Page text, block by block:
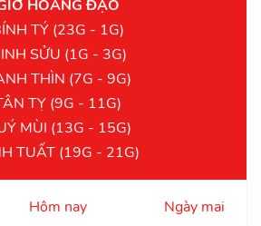
HOÀNG ĐẠO
TÝ (23G - 1G)
SỬU (1G - 3G)
THÌN (7G - 9G)
TỴ (9G - 11G)
MÙI (13G - 15G)
TUẤT (19G - 21G)
Hôm nay Ngày mai